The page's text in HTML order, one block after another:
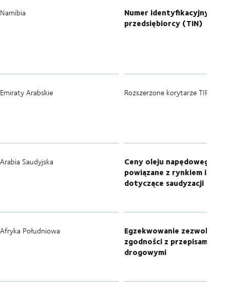
Namibia
Numer identyfikacyjny
przedsiębiorcy (TIN)
Emiraty Arabskie Rozszerzone korytarze TIR/RoRo
Arabia Saudyjska
Ceny oleju napędowego
powiązane z rynkiem i
dotyczące saudyzacji
Afryka Południowa
Egzekwowanie zezwoleń i
zgodności z przepisami
drogowymi